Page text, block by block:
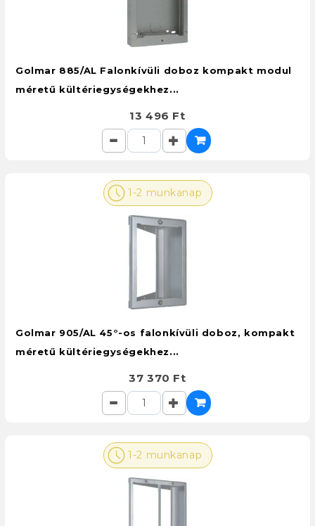
Golmar 885/AL Falonkívüli doboz kompakt modul
méretű kültériegységekhez...
13 496 Ft
1-2 munkanap
Golmar 905/AL 45°-os falonkívüli doboz, kompakt
méretű kültériegységekhez...
37 370 Ft
1-2 munkanap